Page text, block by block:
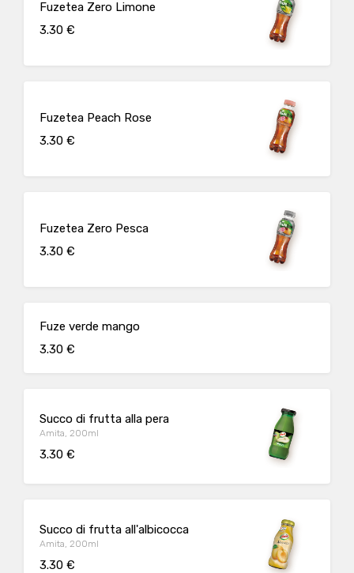
Fuzetea Zero Limone
3.30 €
Fuzetea Peach Rose
3.30 €
Fuzetea Zero Pesca
3.30 €
Fuze verde mango
3.30 €
Succo di frutta alla pera
Amita, 200ml
3.30 €
Succo di frutta all'albicocca
Amita, 200ml
3.30 €